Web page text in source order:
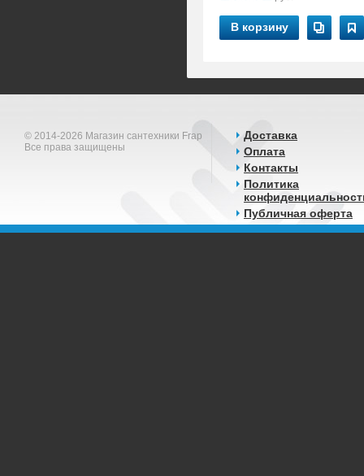
В корзину
© 2014-2026 Магазин сантехники Frap
Все права защищены
Доставка
Оплата
Контакты
Политика
Публичная оферта